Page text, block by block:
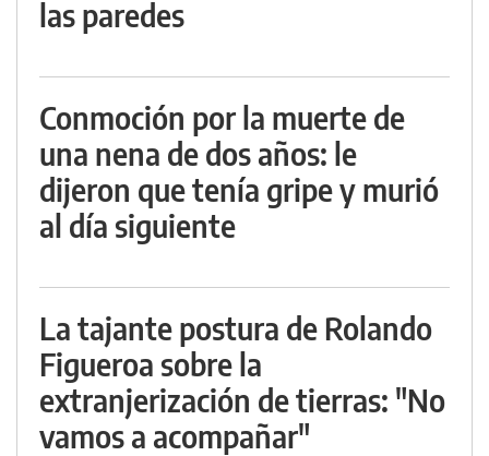
las paredes
Conmoción por la muerte de
una nena de dos años: le
dijeron que tenía gripe y murió
al día siguiente
La tajante postura de Rolando
Figueroa sobre la
extranjerización de tierras: "No
vamos a acompañar"